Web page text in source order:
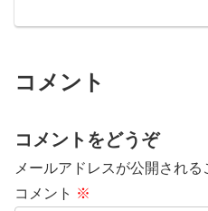
コメント
コメントをどうぞ
メールアドレスが公開される
コメント ※